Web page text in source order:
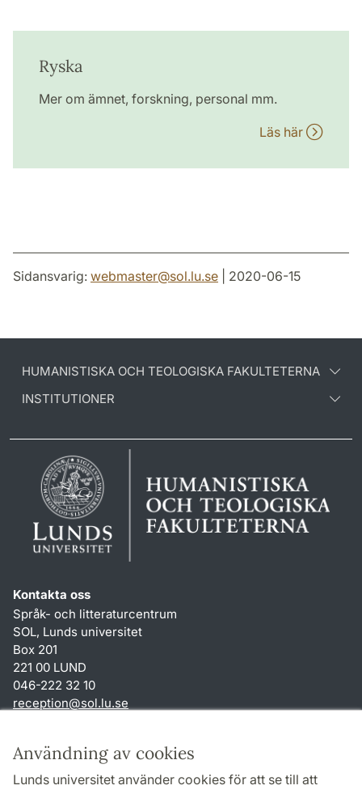
Användning av cookies
Lunds universitet använder cookies för att se till att
Ryska
Mer om ämnet, forskning, personal mm.
Läs här
Sidansvarig: webmaster@sol.lu.se | 2020-06-15
HUMANISTISKA OCH TEOLOGISKA FAKULTETERNA
INSTITUTIONER
Kontakta oss
Språk- och litteraturcentrum
SOL, Lunds universitet
Box 201
221 00 LUND
046-222 32 10
reception@sol.lu.se
Genvägar
Om webbplatsen och cookies